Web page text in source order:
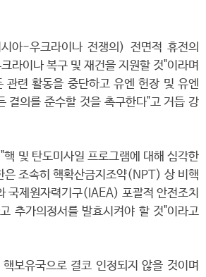
아-우크라이나 전쟁의) 전면적 휴전의
라이나 복구 및 재건을 지원할 것"이라며
관련 활동을 중단하고 유엔 헌장 및 유엔
결의를 준수할 것을 촉구한다"고 거듭 강
및 탄도미사일 프로그램에 대해 심각한
은 조속히 핵확산금지조약(NPT) 상 비핵
국제원자력기구(IAEA) 포괄적 안전조치
추가의정서를 발효시켜야 할 것"이라고
보유국으로 결코 인정되지 않을 것이며